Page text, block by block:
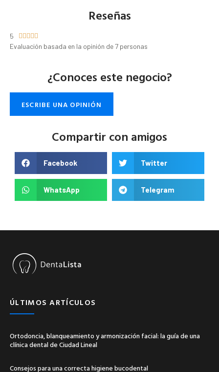
Reseñas
5     
Evaluación basada en la opinión de 7 personas
¿Conoces este negocio?
ESCRIBE UNA OPINIÓN
Compartir con amigos
Facebook Twitter
WhatsApp Telegram
ÚLTIMOS ARTÍCULOS
Ortodoncia, blanqueamiento y armonización facial: la guía de una
clínica dental de Ciudad Lineal
Consejos para una correcta higiene bucodental